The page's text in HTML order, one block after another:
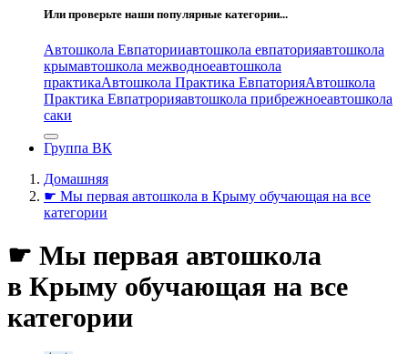
Или проверьте наши популярные категории...
Автошкола Евпаторииавтошкола евпаторияавтошкола
крымавтошкола межводноеавтошкола
практикаАвтошкола Практика ЕвпаторияАвтошкола
Практика Евпатрорияавтошкола прибрежноеавтошкола
саки
Группа ВК
Домашняя
☛ Мы первая автошкола в Крыму обучающая на все
категории
☛ Мы первая автошкола
в Крыму обучающая на все
категории